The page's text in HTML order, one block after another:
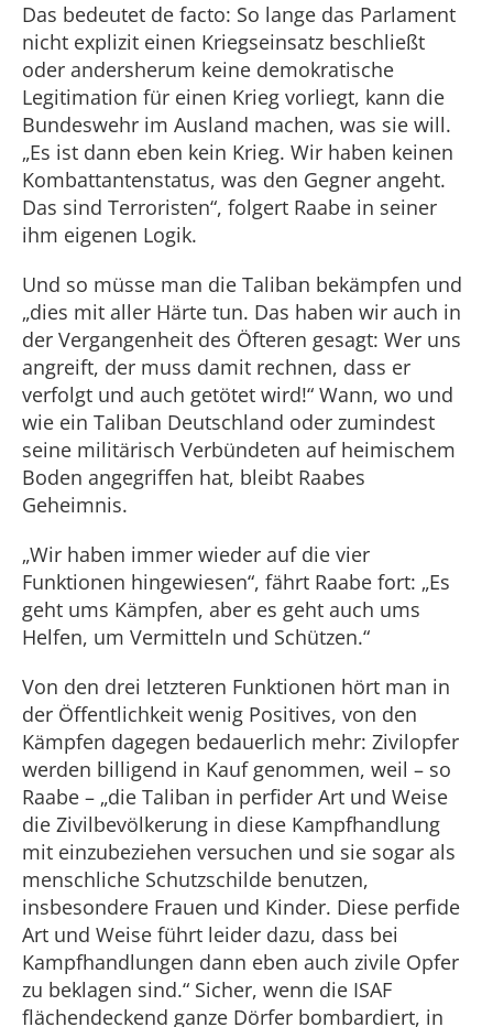
Das bedeutet de facto: So lange das Parlament
nicht explizit einen Kriegseinsatz beschließt
oder andersherum keine demokratische
Legitimation für einen Krieg vorliegt, kann die
Bundeswehr im Ausland machen, was sie will.
„Es ist dann eben kein Krieg. Wir haben keinen
Kombattantenstatus, was den Gegner angeht.
Das sind Terroristen“, folgert Raabe in seiner
ihm eigenen Logik.
Und so müsse man die Taliban bekämpfen und
„dies mit aller Härte tun. Das haben wir auch in
der Vergangenheit des Öfteren gesagt: Wer uns
angreift, der muss damit rechnen, dass er
verfolgt und auch getötet wird!“ Wann, wo und
wie ein Taliban Deutschland oder zumindest
seine militärisch Verbündeten auf heimischem
Boden angegriffen hat, bleibt Raabes
Geheimnis.
„Wir haben immer wieder auf die vier
Funktionen hingewiesen“, fährt Raabe fort: „Es
geht ums Kämpfen, aber es geht auch ums
Helfen, um Vermitteln und Schützen.“
Von den drei letzteren Funktionen hört man in
der Öffentlichkeit wenig Positives, von den
Kämpfen dagegen bedauerlich mehr: Zivilopfer
werden billigend in Kauf genommen, weil – so
Raabe – „die Taliban in perfider Art und Weise
die Zivilbevölkerung in diese Kampfhandlung
mit einzubeziehen versuchen und sie sogar als
menschliche Schutzschilde benutzen,
insbesondere Frauen und Kinder. Diese perfide
Art und Weise führt leider dazu, dass bei
Kampfhandlungen dann eben auch zivile Opfer
zu beklagen sind.“ Sicher, wenn die ISAF
flächendeckend ganze Dörfer bombardiert, in